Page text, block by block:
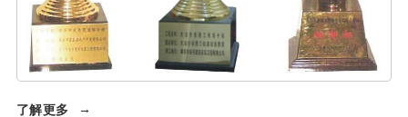
了解更多 →